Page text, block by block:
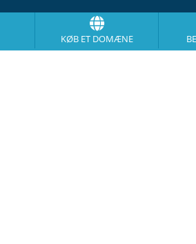
KØB ET DOMÆNE